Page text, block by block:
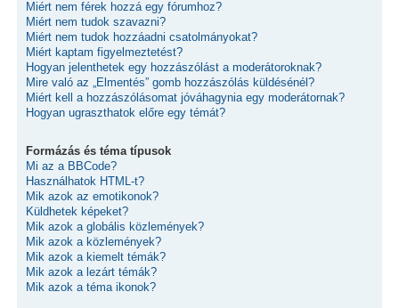
Miért nem férek hozzá egy fórumhoz?
Miért nem tudok szavazni?
Miért nem tudok hozzáadni csatolmányokat?
Miért kaptam figyelmeztetést?
Hogyan jelenthetek egy hozzászólást a moderátoroknak?
Mire való az „Elmentés” gomb hozzászólás küldésénél?
Miért kell a hozzászólásomat jóváhagynia egy moderátornak?
Hogyan ugraszthatok előre egy témát?
Formázás és téma típusok
Mi az a BBCode?
Használhatok HTML-t?
Mik azok az emotikonok?
Küldhetek képeket?
Mik azok a globális közlemények?
Mik azok a közlemények?
Mik azok a kiemelt témák?
Mik azok a lezárt témák?
Mik azok a téma ikonok?